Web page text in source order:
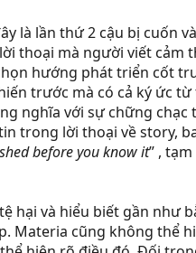
là lần thứ 2 cậu bị cuốn
thoại mà người viết cảm
hướng phát triển cốt
trước mà có cả ký ức
nghĩa với sự chững chạc
trong lời thoại về story,
before you know it” ,
hại và hiểu biết gần như
Materia cũng không thể